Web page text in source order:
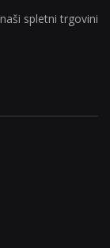
spletni trgovini